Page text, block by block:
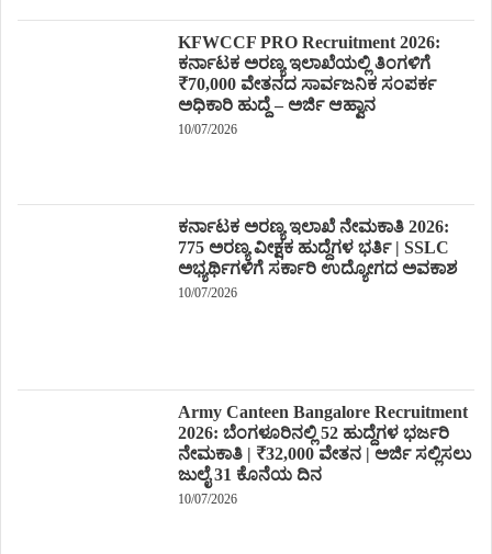
KFWCCF PRO Recruitment 2026:
ಕರ್ನಾಟಕ ಅರಣ್ಯ ಇಲಾಖೆಯಲ್ಲಿ ತಿಂಗಳಿಗೆ
₹70,000 ವೇತನದ ಸಾರ್ವಜನಿಕ ಸಂಪರ್ಕ
ಅಧಿಕಾರಿ ಹುದ್ದೆ – ಅರ್ಜಿ ಆಹ್ವಾನ
10/07/2026
ಕರ್ನಾಟಕ ಅರಣ್ಯ ಇಲಾಖೆ ನೇಮಕಾತಿ 2026:
775 ಅರಣ್ಯ ವೀಕ್ಷಕ ಹುದ್ದೆಗಳ ಭರ್ತಿ | SSLC
ಅಭ್ಯರ್ಥಿಗಳಿಗೆ ಸರ್ಕಾರಿ ಉದ್ಯೋಗದ ಅವಕಾಶ
10/07/2026
Army Canteen Bangalore Recruitment
2026: ಬೆಂಗಳೂರಿನಲ್ಲಿ 52 ಹುದ್ದೆಗಳ ಭರ್ಜರಿ
ನೇಮಕಾತಿ | ₹32,000 ವೇತನ | ಅರ್ಜಿ ಸಲ್ಲಿಸಲು
ಜುಲೈ 31 ಕೊನೆಯ ದಿನ
10/07/2026